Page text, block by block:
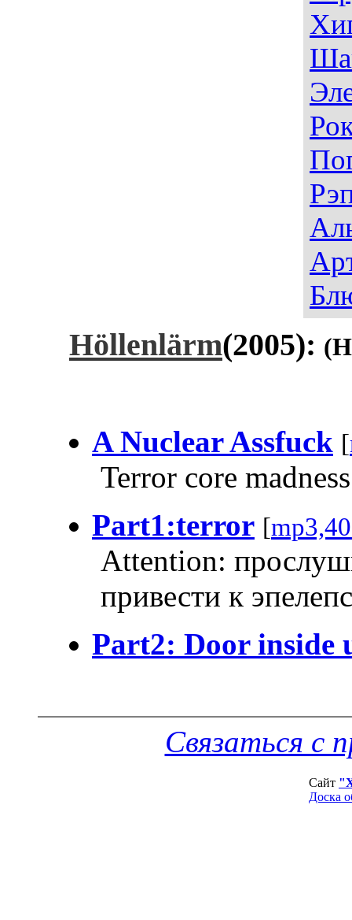
Höllenlärm(2005):
A Nuclear Assfuck [
Terror core madness
Part1:terror [
Аttention:
привести к
Part2: Door inside
Связаться с
Сайт
Доска